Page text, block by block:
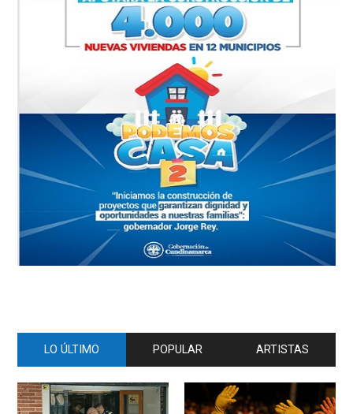
LO ÚLTIMO POPULAR ARTISTAS